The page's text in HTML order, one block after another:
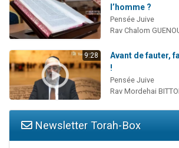
l’homme ?
Pensée Juive
Rav Chalom
9:28
Avant de fauter,
!
Pensée Juive
Rav Mordehai
Newsletter Torah-Box